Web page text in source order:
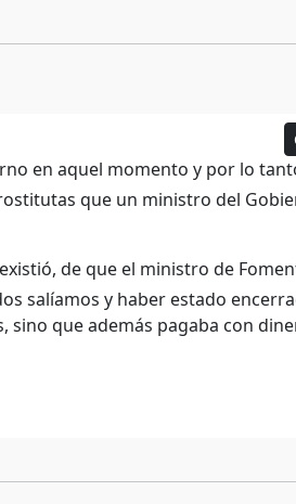
en aquel momento y por lo
que un ministro del
de que el ministro de
salíamos y haber estado
sino que además pagaba con